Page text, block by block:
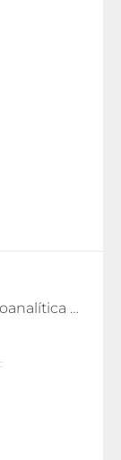
El odio y la clínica psicoanalítica actual